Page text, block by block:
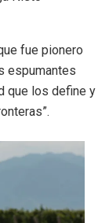
fue pionero
espumantes
que los define y